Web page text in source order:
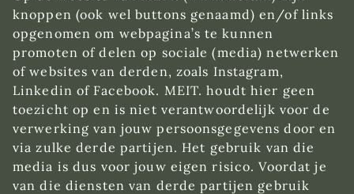
knoppen (ook wel buttons genaamd) en/of links
opgenomen om webpagina’s te kunnen
promoten of delen op sociale (media) netwerken
of websites van derden, zoals Instagram,
Linkedin of Facebook. MEIT. houdt hier geen
toezicht op en is niet verantwoordelijk voor de
verwerking van jouw persoonsgegevens door en
via zulke derde partijen. Het gebruik van die
media is dus voor jouw eigen risico. Voordat je
van die diensten van derde partijen gebruik